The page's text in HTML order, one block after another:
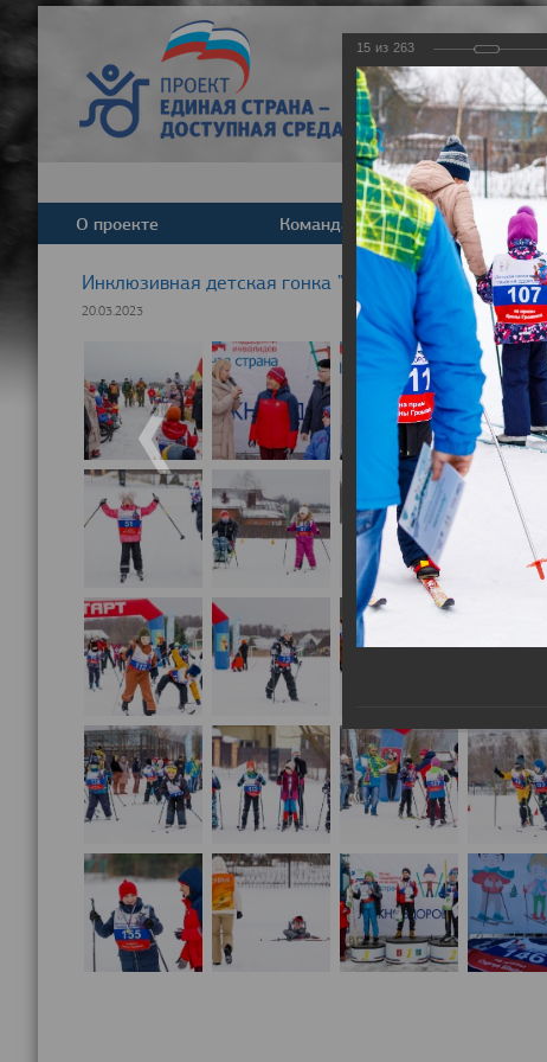
О проекте Команда Новости
Инклюзивная детская гонка "Лыжня здоровья" 2023
20.03.2023
15 из 263